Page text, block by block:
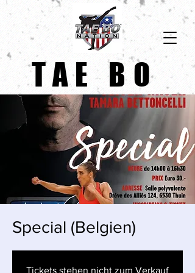
TAE BO
Special (Belgien)
Tickets stehen nicht zum Verkauf